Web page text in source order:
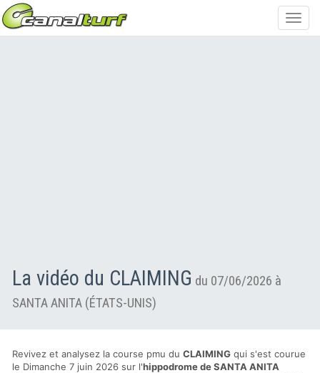
La vidéo du CLAIMING du 07/06/2026 à
SANTA ANITA (ÉTATS-UNIS)
Revivez et analysez la course pmu du CLAIMING qui s'est courue
le Dimanche 7 juin 2026 sur l'hippodrome de SANTA ANITA